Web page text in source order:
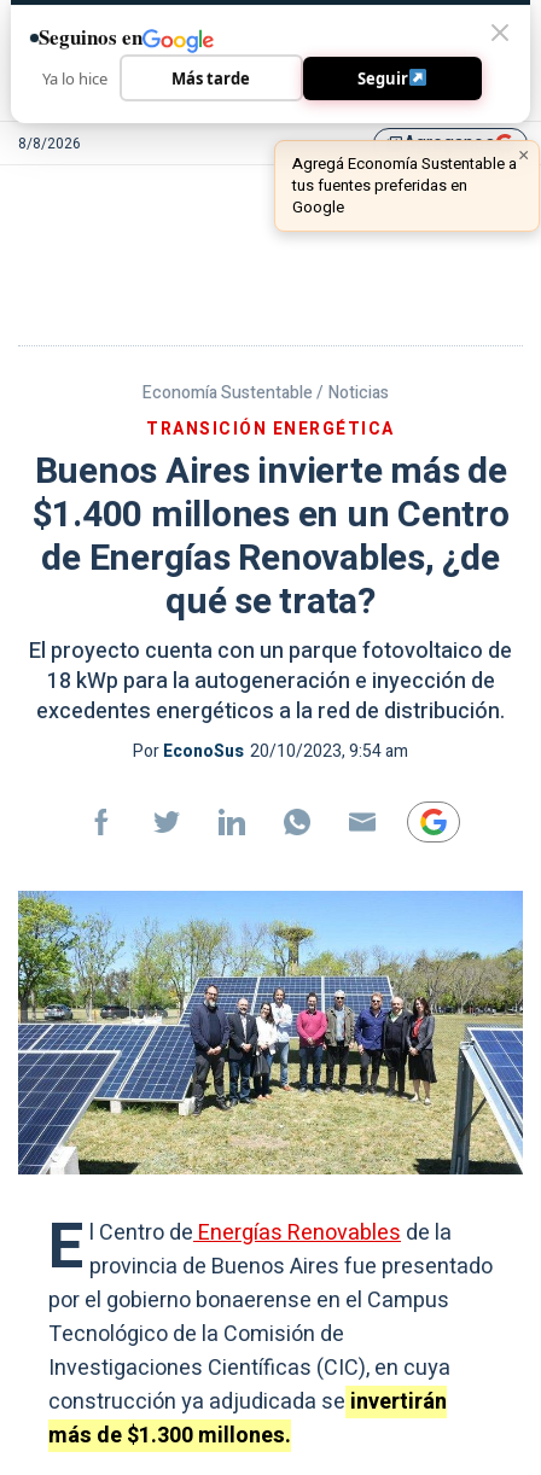
8/8/2026 library_addAgreganos
Economía Sustentable / Noticias
TRANSICIÓN ENERGÉTICA
Buenos Aires invierte más de
$1.400 millones en un Centro
de Energías Renovables, ¿de
qué se trata?
El proyecto cuenta con un parque fotovoltaico de
18 kWp para la autogeneración e inyección de
excedentes energéticos a la red de distribución.
PorEconoSus 20/10/2023, 9:54 am
E l Centro deEnergías Renovablesde la
provincia de Buenos Aires fue presentado
por el gobierno bonaerense en el Campus
Tecnológico de la Comisión de
Investigaciones Científicas (CIC), en cuya
construcción ya adjudicada se invertirán
más de $1.300 millones.
Seguinos en
Ya lo hice Más tarde Seguir